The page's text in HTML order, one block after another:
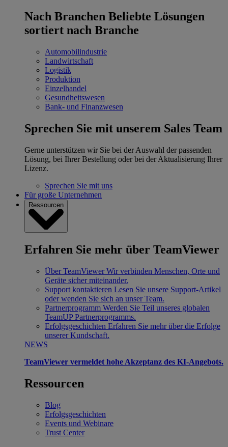
Nach Branchen Beliebte Lösungen
sortiert nach Branche
Automobilindustrie
Landwirtschaft
Logistik
Produktion
Einzelhandel
Gesundheitswesen
Bank- und Finanzwesen
Sprechen Sie mit unserem Sales Team
Gerne unterstützen wir Sie bei der Auswahl der passenden
Lösung, bei Ihrer Bestellung oder bei der Aktualisierung Ihrer
Lizenz.
Sprechen Sie mit uns
Für große Unternehmen
Ressourcen
Erfahren Sie mehr über TeamViewer
Über TeamViewer Wir verbinden Menschen, Orte und
Geräte sicher miteinander.
Support kontaktieren Lesen Sie unsere Support-Artikel
oder wenden Sie sich an unser Team.
Partnerprogramm Werden Sie Teil unseres globalen
TeamUP Partnerprogramms.
Erfolgsgeschichten Erfahren Sie mehr über die Erfolge
unserer Kundschaft.
NEWS
TeamViewer vermeldet hohe Akzeptanz des KI-Angebots.
Ressourcen
Blog
Erfolgsgeschichten
Events und Webinare
Trust Center